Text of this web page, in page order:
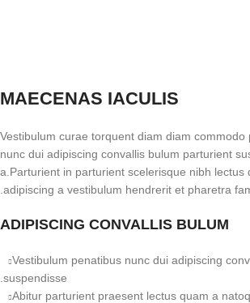
MAECENAS IACULIS
Vestibulum curae torquent diam diam
nunc dui adipiscing convallis bulum parturient
a.Parturient in parturient scelerisque nibh lectus
adipiscing a vestibulum hendrerit et pharetra
ADIPISCING CONVALLIS BULUM
Vestibulum penatibus nunc dui adipiscing
suspendisse.
Abitur parturient praesent lectus quam a